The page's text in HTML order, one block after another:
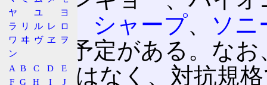
洋電機
シャープ、
ソニ
も参入予定がある。な
RW" ではなく、対抗規
ヤ
ユ
ヨ
ラ
リ ル レ ロ
ワ ヰ ヴ ヱ
ヲ
ン
A B C D
E
F G H I
J